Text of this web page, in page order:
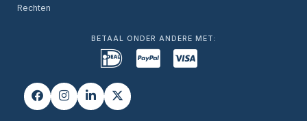
Rechten
BETAAL ONDER ANDERE MET: